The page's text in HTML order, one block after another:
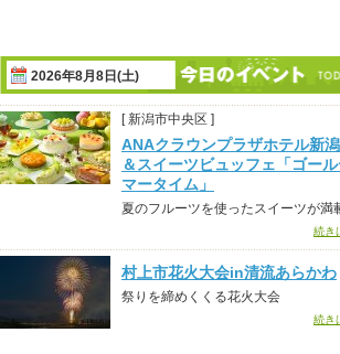
2026年8月8日(土)
[ 新潟市中央区 ]
ANAクラウンプラザホテル新
＆スイーツビュッフェ「ゴー
マータイム」
夏のフルーツを使ったスイーツが満
続き
村上市花火大会in清流あらかわ
祭りを締めくくる花火大会
続き